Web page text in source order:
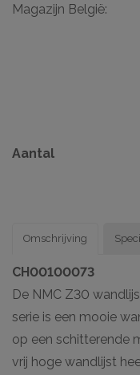
Magazijn België:
Aantal
Omschrijving
CH00100073
De NMC Z30
serie is een mooie
op een schitterende
vrij hoge wandlijst